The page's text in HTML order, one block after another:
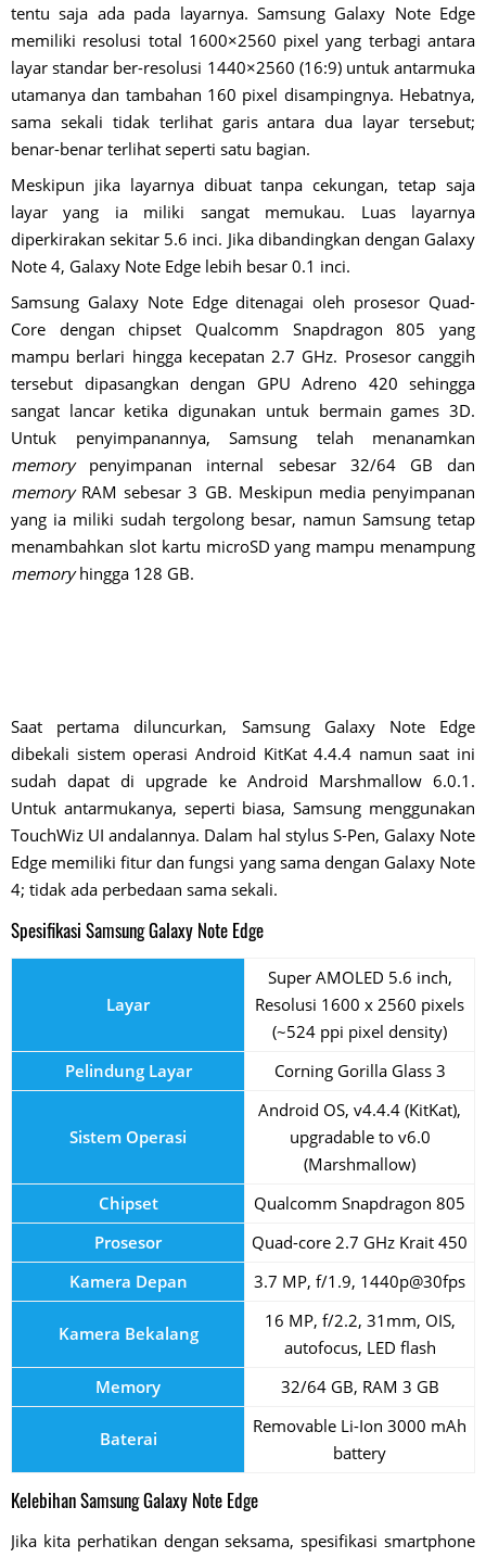
tentu saja ada pada layarnya. Samsung Galaxy Note Edge
memiliki resolusi total 1600×2560 pixel yang terbagi antara
layar standar ber-resolusi 1440×2560 (16:9) untuk antarmuka
utamanya dan tambahan 160 pixel disampingnya. Hebatnya,
sama sekali tidak terlihat garis antara dua layar tersebut;
benar-benar terlihat seperti satu bagian.
Meskipun jika layarnya dibuat tanpa cekungan, tetap saja
layar yang ia miliki sangat memukau. Luas layarnya
diperkirakan sekitar 5.6 inci. Jika dibandingkan dengan Galaxy
Note 4, Galaxy Note Edge lebih besar 0.1 inci.
Samsung Galaxy Note Edge ditenagai oleh prosesor Quad-
Core dengan chipset Qualcomm Snapdragon 805 yang
mampu berlari hingga kecepatan 2.7 GHz. Prosesor canggih
tersebut dipasangkan dengan GPU Adreno 420 sehingga
sangat lancar ketika digunakan untuk bermain games 3D.
Untuk penyimpanannya, Samsung telah menanamkan
memorypenyimpanan internal sebesar 32/64 GB dan
memoryRAM sebesar 3 GB. Meskipun media penyimpanan
yang ia miliki sudah tergolong besar, namun Samsung tetap
menambahkan slot kartu microSD yang mampu menampung
memoryhingga 128 GB.
Saat pertama diluncurkan, Samsung Galaxy Note Edge
dibekali sistem operasi Android KitKat 4.4.4 namun saat ini
sudah dapat di upgrade ke Android Marshmallow 6.0.1.
Untuk antarmukanya, seperti biasa, Samsung menggunakan
TouchWiz UI andalannya. Dalam hal stylus S-Pen, Galaxy Note
Edge memiliki fitur dan fungsi yang sama dengan Galaxy Note
4; tidak ada perbedaan sama sekali.
Spesifikasi Samsung Galaxy Note Edge
Layar
Super AMOLED 5.6 inch,
Resolusi 1600 x 2560 pixels
(~524 ppi pixel density)
Pelindung Layar
Corning Gorilla Glass 3
Sistem Operasi
Android OS, v4.4.4 (KitKat),
upgradable to v6.0
(Marshmallow)
Chipset
Qualcomm Snapdragon 805
Prosesor
Quad-core 2.7 GHz Krait 450
Kamera Depan
3.7 MP, f/1.9, 1440p@30fps
Kamera Bekalang
16 MP, f/2.2, 31mm, OIS,
autofocus, LED flash
Memory
32/64 GB, RAM 3 GB
Baterai
Removable Li-Ion 3000 mAh
battery
Kelebihan Samsung Galaxy Note Edge
Jika kita perhatikan dengan seksama, spesifikasi smartphone